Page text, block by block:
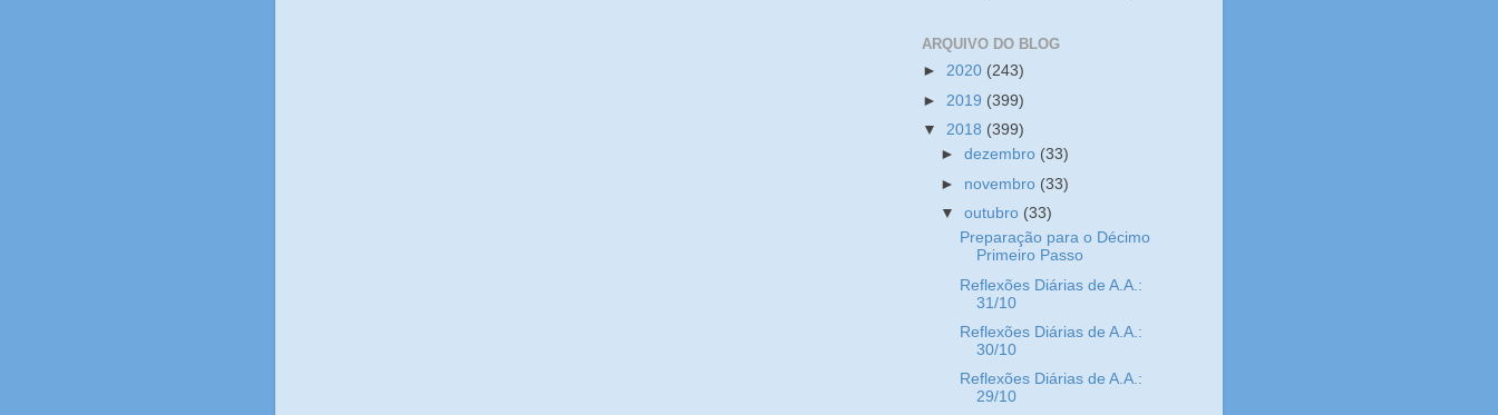
ARQUIVO DO BLOG
► 2020 (243)
► 2019 (399)
▼ 2018 (399)
►dezembro (33)
► novembro (33)
▼outubro (33)
Preparação para o Décimo
Primeiro Passo
Reflexões Diárias de A.A.:
31/10
Reflexões Diárias de A.A.:
30/10
Reflexões Diárias de A.A.:
29/10